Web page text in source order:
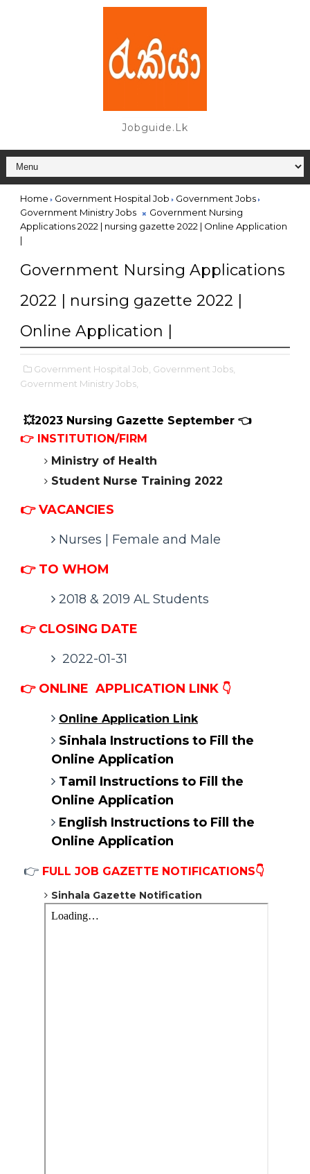
Jobguide.lk
Home Government Hospital Job
Government Jobs
Government Ministry Jobs
Government Nursing
Applications 2022 | nursing gazette 2022 | Online Application
|
Government Nursing Applications
2022 | nursing gazette 2022 |
Online Application |
Government Hospital Job, Government Jobs,
Government Ministry Jobs,
💥2023 Nursing Gazette September 👈
👉 INSTITUTION/FIRM
Ministry of Health
Student Nurse Training 2022
👉 VACANCIES
Nurses | Female and Male
👉 TO WHOM
2018 & 2019 AL Students
👉 CLOSING DATE
2022-01-31
👉 ONLINE APPLICATION LINK 👇
Online Application Link
Sinhala Instructions to Fill the
Online Application
Tamil Instructions to Fill the
Online Application
English Instructions to Fill the
Online Application
👉 FULL JOB GAZETTE NOTIFICATIONS👇
Sinhala Gazette Notification